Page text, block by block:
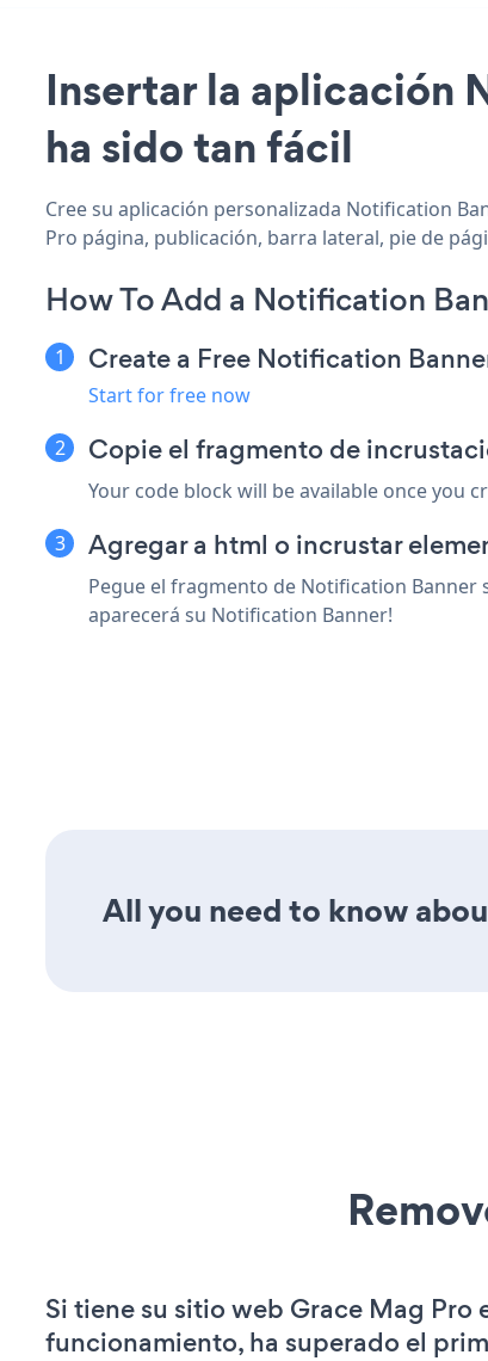
Insertar la aplicación
ha sido tan fácil
Cree su aplicación personalizada Notification
Pro página, publicación, barra lateral, pie de
How To Add a Notification
Create a Free Notification
Start for free now
Copie el fragmento de
Your code block will be available once you
Agregar a html o incrustar
Pegue el fragmento de Notification Banner
aparecerá su Notification Banner!
All you need to know
Si tiene su sitio web Grace Mag Pro
funcionamiento, ha superado el